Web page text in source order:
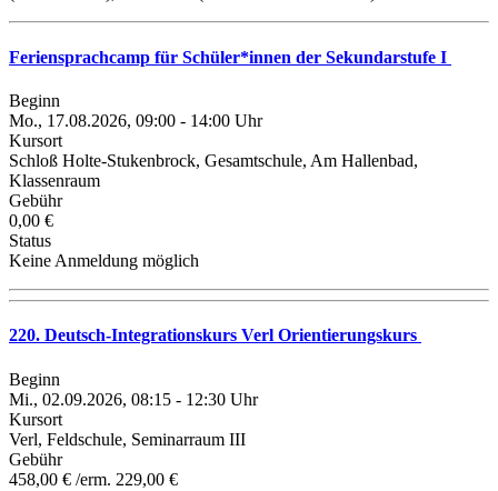
Feriensprachcamp für Schüler*innen der Sekundarstufe I
Beginn
Mo., 17.08.2026, 09:00 - 14:00 Uhr
Kursort
Schloß Holte-Stukenbrock, Gesamtschule, Am Hallenbad,
Klassenraum
Gebühr
0,00 €
Status
Keine Anmeldung möglich
220. Deutsch-Integrationskurs Verl Orientierungskurs
Beginn
Mi., 02.09.2026, 08:15 - 12:30 Uhr
Kursort
Verl, Feldschule, Seminarraum III
Gebühr
458,00 € /erm. 229,00 €